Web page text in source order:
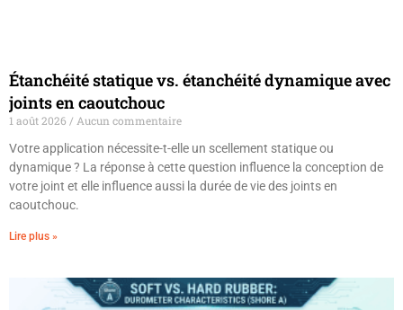
Étanchéité statique vs. étanchéité dynamique avec
joints en caoutchouc
1 août 2026
Aucun commentaire
Votre application nécessite-t-elle un scellement statique ou
dynamique ? La réponse à cette question influence la conception de
votre joint et elle influence aussi la durée de vie des joints en
caoutchouc.
Lire plus »